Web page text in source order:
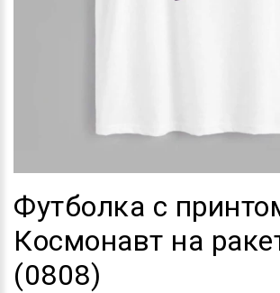
Футболка с
Космонавт на
(0808)